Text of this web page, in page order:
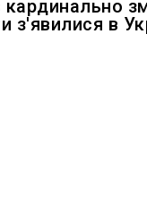
кардинально
з'явилися в